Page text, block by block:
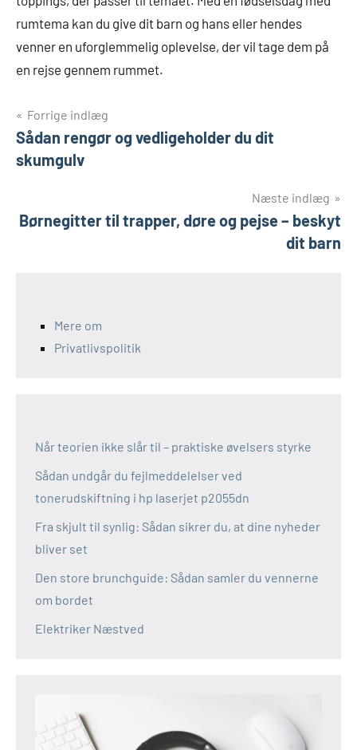
rumtema kan du give dit barn og hans eller hendes
venner en uforglemmelig oplevelse, der vil tage dem på
en rejse gennem rummet.
Indlægsnavigation
Forrige indlæg
Sådan rengør og vedligeholder du dit
skumgulv
Næste indlæg
Børnegitter til trapper, døre og pejse – beskyt
dit barn
Mere om
Privatlivspolitik
Når teorien ikke slår til – praktiske øvelsers styrke
Sådan undgår du fejlmeddelelser ved
tonerudskiftning i hp laserjet p2055dn
Fra skjult til synlig: Sådan sikrer du, at dine nyheder
bliver set
Den store brunchguide: Sådan samler du vennerne
om bordet
Elektriker Næstved